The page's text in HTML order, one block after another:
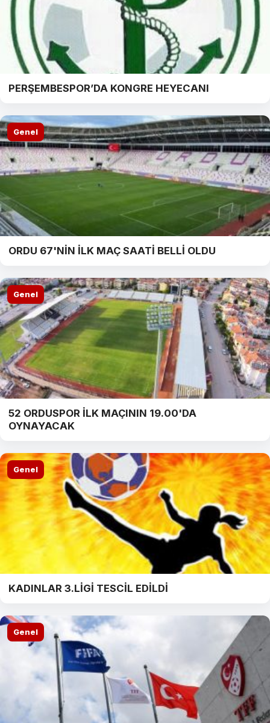
PERŞEMBESPOR’DA KONGRE HEYECANI
Genel
ORDU 67'NİN İLK MAÇ SAATİ BELLİ OLDU
Genel
52 ORDUSPOR İLK MAÇININ 19.00'DA
OYNAYACAK
Genel
KADINLAR 3.LİGİ TESCİL EDİLDİ
Genel